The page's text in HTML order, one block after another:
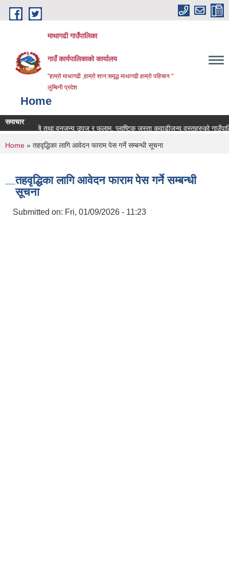
Skip to main content
माथागढी गाउँपालिका
गाउँ कार्यपालिकाको कार्यालय
"हाम्रो माथागढी ,हाम्रो शान:समृद्ध माथागढी हाम्रो पहिचान "
लुम्बिनी प्रदेश
Home
समाचार
कृषि तथा वनजन्य उपज र फलाम, प्लाष्टिक जस्ता कवाडीजन्य वस्तुहरुको गाउँपालिका
You are here
Home » तहवृद्धिका लागि आवेदन फाराम पेस गर्ने सम्बन्धी सूचना
तहवृद्धिका लागि आवेदन फाराम पेस गर्ने सम्बन्धी
सूचना
Submitted on: Fri, 01/09/2026 - 11:23